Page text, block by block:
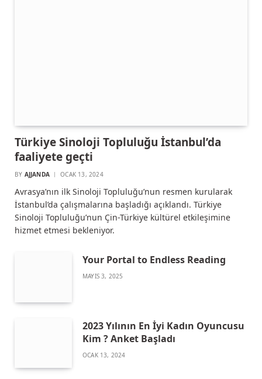
Türkiye Sinoloji Topluluğu İstanbul’da
faaliyete geçti
BY AJJANDA OCAK 13, 2024
Avrasya’nın ilk Sinoloji Topluluğu’nun resmen kurularak
İstanbul’da çalışmalarına başladığı açıklandı. Türkiye
Sinoloji Topluluğu’nun Çin-Türkiye kültürel etkileşimine
hizmet etmesi bekleniyor.
Your Portal to Endless Reading
MAYIS 3, 2025
2023 Yılının En İyi Kadın Oyuncusu
Kim ? Anket Başladı
OCAK 13, 2024